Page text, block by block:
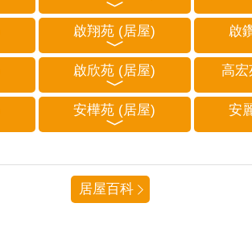
啟翔苑 (居屋) 啟
啟欣苑 (居屋) 高宏
安樺苑 (居屋) 安
居屋百科